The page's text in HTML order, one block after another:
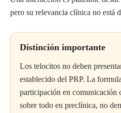
pero su relevancia clínica no está
Distinción importante
Los telocitos no deben
establecido del PRP. La
participación en comunicación
sobre todo en preclínica, no